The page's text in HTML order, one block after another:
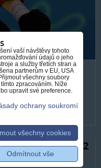
pistole 100 ks 7,2
vaší návštěvy tohoto
údajů o jeho
a služby třetích stran a
partnerům v EU, USA
všechny soubory
zpracováním. Níže
upravit své preference.
ochrany soukromí
všechny cookies
Odmítnout vše